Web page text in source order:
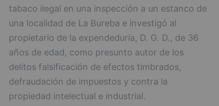
tabaco ilegal en una inspección a un estanco de
una localidad de La Bureba e investigó al
propietario de la expendeduría, D. G. D., de 36
años de edad, como presunto autor de los
delitos falsificación de efectos timbrados,
defraudación de impuestos y contra la
propiedad intelectual e industrial.